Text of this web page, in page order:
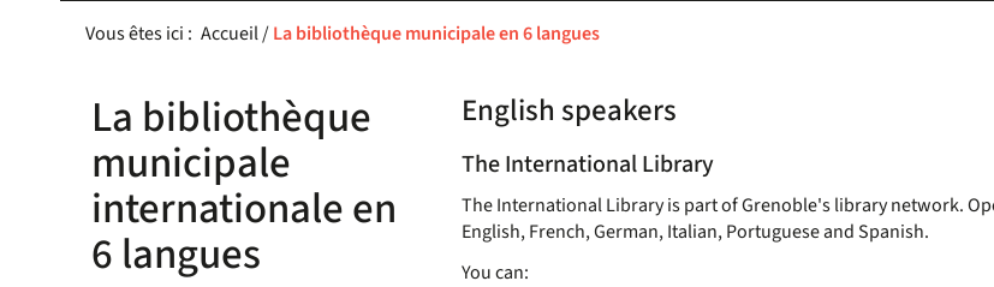
Vous êtes ici : Accueil/La bibliothèque municipale en 6 langues
La bibliothèque
municipale
internationale en
6 langues
English speakers
The International Library
The International Libraryis part of Grenoble's library network.
English, French, German, Italian, Portuguese and Spanish.
You can: